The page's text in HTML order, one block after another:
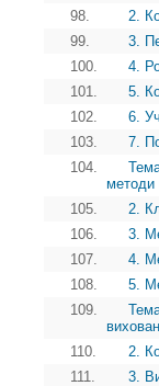
98.
2.
99.
3.
100.
4.
101.
5.
102.
6.
103.
7.
104.
методи
105.
2.
106.
3.
107.
4.
108.
5.
109.
110.
2.
111.
3.